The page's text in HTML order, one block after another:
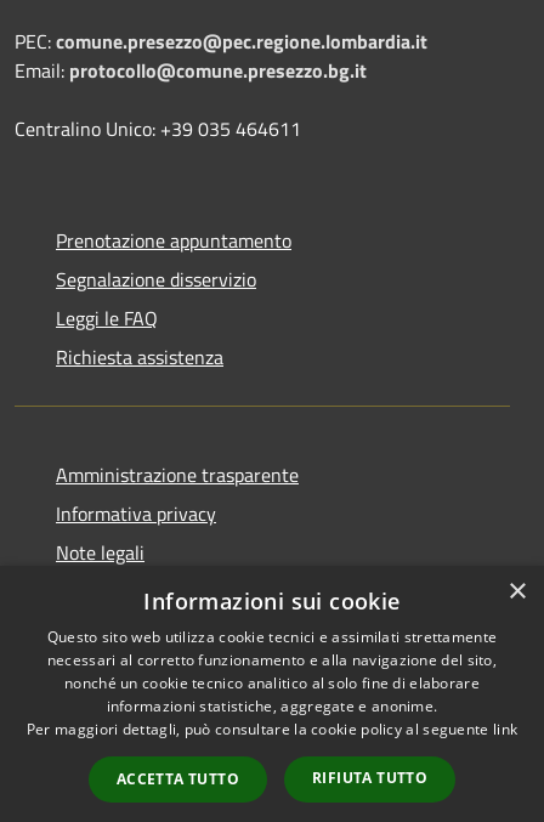
PEC:comune.presezzo@pec.regione.lombardia.it
Email: protocollo@comune.presezzo.bg.it
Centralino Unico: +39 035 464611
Prenotazione appuntamento
Segnalazione disservizio
Leggi le FAQ
Richiesta assistenza
Amministrazione trasparente
Informativa privacy
Note legali
Dichiarazione di accessibilità
Accessibilità
Copyright © 2026 • Comune di
Presezzo • Powered by
Municipium•
Accesso
redazione
×
Informazioni sui cookie
Questo sito web utilizza cookie tecnici e assimilati strettamente
necessari al corretto funzionamento e alla navigazione del sito,
nonché un cookie tecnico analitico al solo fine di elaborare
informazioni statistiche, aggregate e anonime.
Per maggiori dettagli, può consultare la cookie policy al seguente link
ACCETTA TUTTO RIFIUTA TUTTO